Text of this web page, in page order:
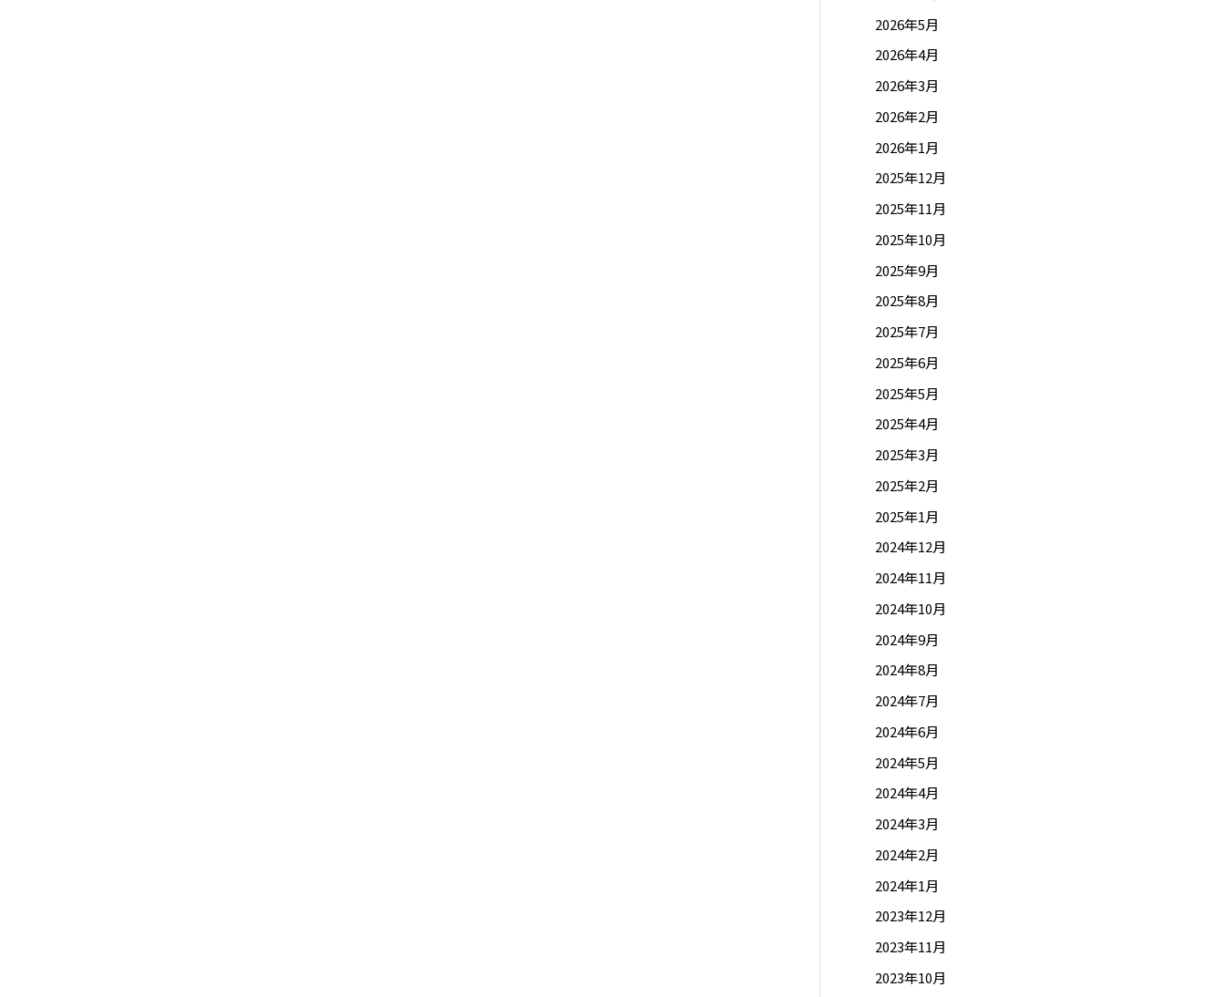
2026年5月
2026年4月
2026年3月
2026年2月
2026年1月
2025年12月
2025年11月
2025年10月
2025年9月
2025年8月
2025年7月
2025年6月
2025年5月
2025年4月
2025年3月
2025年2月
2025年1月
2024年12月
2024年11月
2024年10月
2024年9月
2024年8月
2024年7月
2024年6月
2024年5月
2024年4月
2024年3月
2024年2月
2024年1月
2023年12月
2023年11月
2023年10月